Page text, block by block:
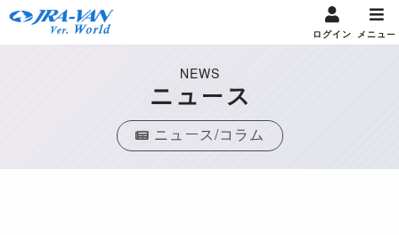
ログイン メニュー
NEWS
ニュース
ニュース/コラム